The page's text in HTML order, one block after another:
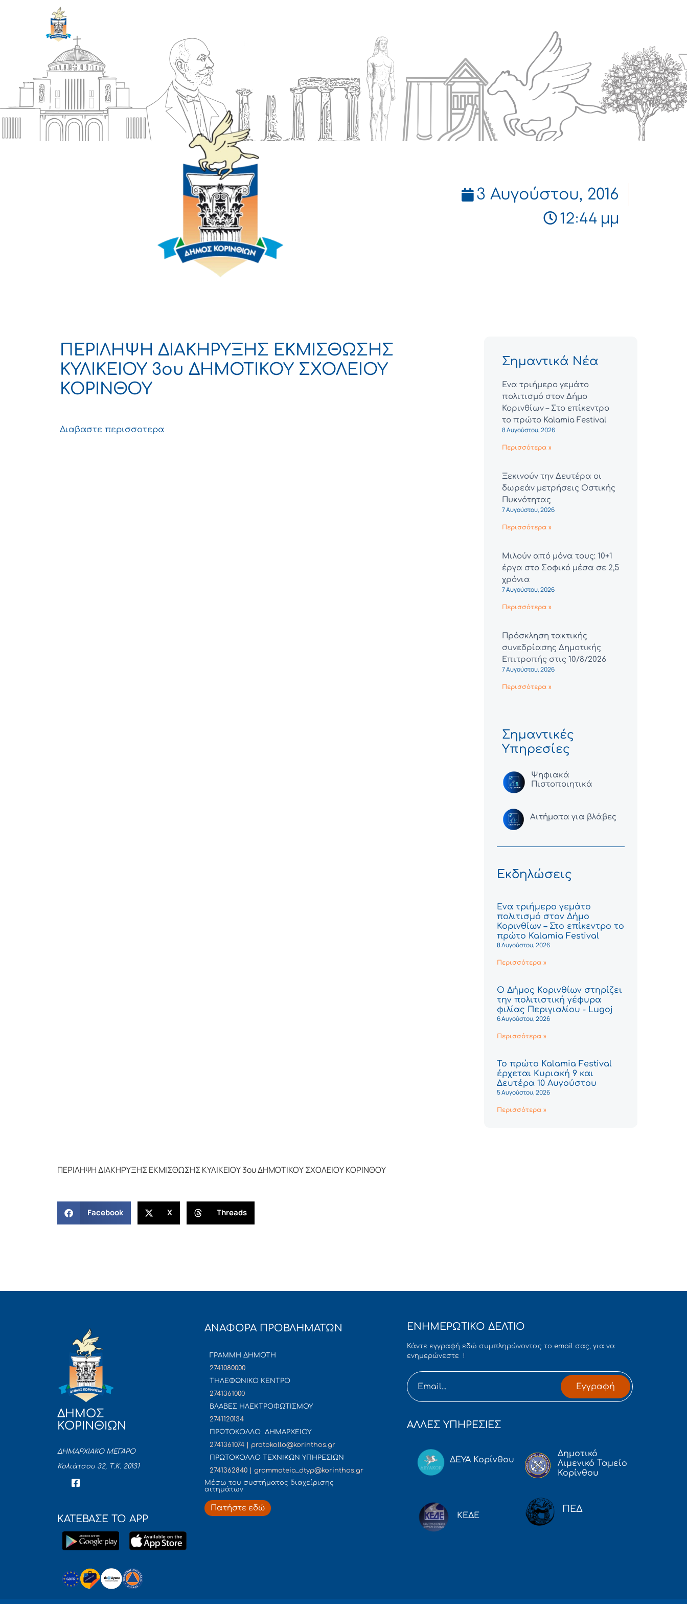
3 Αυγούστου, 2016
12:44 μμ
ΠΕΡΙΛΗΨΗ ΔΙΑΚΗΡΥΞΗΣ ΕΚΜΙΣΘΩΣΗΣ
ΚΥΛΙΚΕΙΟΥ 3ου ΔΗΜΟΤΙΚΟΥ ΣΧΟΛΕΙΟΥ
ΚΟΡΙΝΘΟΥ
Διαβαστε περισσοτερα
Σημαντικά Νέα
Ένα τριήμερο γεμάτο
πολιτισμό στον Δήμο
Κορινθίων – Στο επίκεντρο
το πρώτο Kalamia Festival
8 Αυγούστου, 2026
Περισσότερα »
Ξεκινούν την Δευτέρα οι
δωρεάν μετρήσεις Οστικής
Πυκνότητας
7 Αυγούστου, 2026
Περισσότερα »
Μιλούν από μόνα τους: 10+1
έργα στο Σοφικό μέσα σε 2,5
χρόνια
7 Αυγούστου, 2026
Περισσότερα »
Πρόσκληση τακτικής
συνεδρίασης Δημοτικής
Επιτροπής στις 10/8/2026
7 Αυγούστου, 2026
Περισσότερα »
Σημαντικές
Υπηρεσίες
Ψηφιακά
Πιστοποιητικά
Αιτήματα για βλάβες
Εκδηλώσεις
Ένα τριήμερο γεμάτο
πολιτισμό στον Δήμο
Κορινθίων – Στο επίκεντρο το
πρώτο Kalamia Festival
8 Αυγούστου, 2026
Περισσότερα »
Ο Δήμος Κορινθίων στηρίζει
την πολιτιστική γέφυρα
φιλίας Περιγιαλίου - Lugoj
6 Αυγούστου, 2026
Περισσότερα »
Το πρώτο Kalamia Festival
έρχεται Κυριακή 9 και
Δευτέρα 10 Αυγούστου
5 Αυγούστου, 2026
Περισσότερα »
ΠΕΡΙΛΗΨΗ ΔΙΑΚΗΡΥΞΗΣ ΕΚΜΙΣΘΩΣΗΣ ΚΥΛΙΚΕΙΟΥ 3ου ΔΗΜΟΤΙΚΟΥ ΣΧΟΛΕΙΟΥ ΚΟΡΙΝΘΟΥ
Facebook X Threads
ΔΗΜΟΣ
ΚΟΡΙΝΘΙΩΝ
ΔΗΜΑΡΧΙΑΚΟ ΜΕΓΑΡΟ
Κολιάτσου 32, Τ.Κ. 20131
ΚΑΤΕΒΑΣΕ ΤΟ APP
ΑΝΑΦΟΡΑ ΠΡΟΒΛΗΜΑΤΩΝ
ΓΡΑΜΜΗ ΔΗΜΟΤΗ
2741080000
ΤΗΛΕΦΩΝΙΚΟ ΚΕΝΤΡΟ
2741361000
ΒΛΑΒΕΣ ΗΛΕΚΤΡΟΦΩΤΙΣΜΟΥ
2741120134
ΠΡΩΤΟΚΟΛΛΟ ΔΗΜΑΡΧΕΙΟΥ
2741361074 | protokollo@korinthos.gr
ΠΡΩΤΟΚΟΛΛΟ ΤΕΧΝΙΚΩΝ ΥΠΗΡΕΣΙΩΝ
2741362840 | grammateia_dtyp@korinthos.gr
Mέσω του συστήματος διαχείρισης
αιτημάτων
Πατήστε εδώ
ΕΝΗΜΕΡΩΤΙΚΟ ΔΕΛΤΙΟ
Κάντε εγγραφή εδώ συμπληρώνοντας το email σας, για να
ενημερώνεστε !
Εγγραφή
ΑΛΛΕΣ ΥΠΗΡΕΣΙΕΣ
ΔΕΥΑ Κορίνθου
Δημοτικό
Λιμενικό Ταμείο
Κορίνθου
ΚΕΔΕ
ΠΕΔ